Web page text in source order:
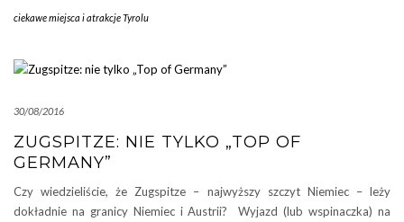
ciekawe miejsca i atrakcje Tyrolu
30/08/2016
ZUGSPITZE: NIE TYLKO „TOP OF
GERMANY”
Czy wiedzieliście, że Zugspitze – najwyższy szczyt Niemiec – leży
dokładnie na granicy Niemiec i Austrii? Wyjazd (lub wspinaczka) na